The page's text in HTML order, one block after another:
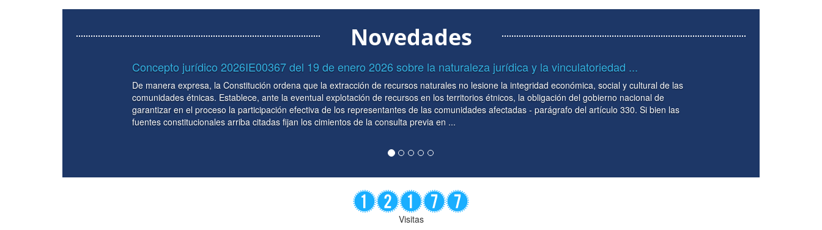
Novedades
2026IE00367 del 19 de enero 2026 sobre la naturaleza jurídica y la vinculatoriedad ...
la Constitución ordena que la extracción de recursos naturales no lesione la integridad económica, social y cultural de las
Establece, ante la eventual explotación de recursos en los territorios étnicos, la obligación del gobierno nacional de
proceso la participación efectiva de los representantes de las comunidades afectadas - parágrafo del artículo 330. Si bien las
arriba citadas fijan los cimientos de la consulta previa en ...
La implementación de la unidad de caja en el
Desastres -FNGRD- tiene asidero jurídico,
Nación para la vigencia fiscal de 2026, se
Visitas